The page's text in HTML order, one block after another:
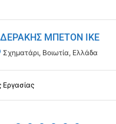
ΜΠΕΤΟΝ ΙΚΕ
Σχηματάρι, Βοιωτία, Ελλάδα
Εργασίας